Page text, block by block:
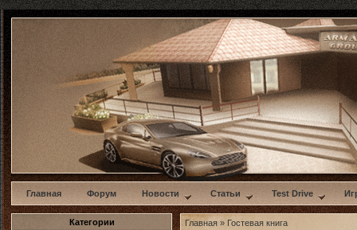
w
Главная Форум Новости Статьи Test Drive
Категории Главная » Гостевая книга